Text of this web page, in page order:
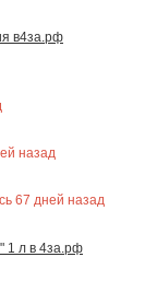
в4за.рф
назад
67 дней назад
1 л в 4за.рф